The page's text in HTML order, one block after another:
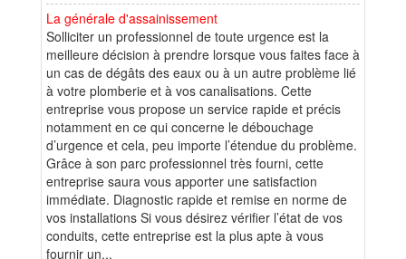
La générale d'assainissement
Solliciter un professionnel de toute urgence est la
meilleure décision à prendre lorsque vous faites face à
un cas de dégâts des eaux ou à un autre problème lié
à votre plomberie et à vos canalisations. Cette
entreprise vous propose un service rapide et précis
notamment en ce qui concerne le débouchage
d’urgence et cela, peu importe l’étendue du problème.
Grâce à son parc professionnel très fourni, cette
entreprise saura vous apporter une satisfaction
immédiate. Diagnostic rapide et remise en norme de
vos installations Si vous désirez vérifier l’état de vos
conduits, cette entreprise est la plus apte à vous
fournir un...